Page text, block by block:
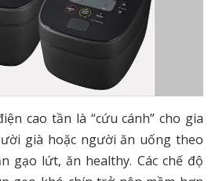
cao tần là “cứu cánh” cho gia
già hoặc người ăn uống theo
gạo lứt, ăn healthy. Các chế độ